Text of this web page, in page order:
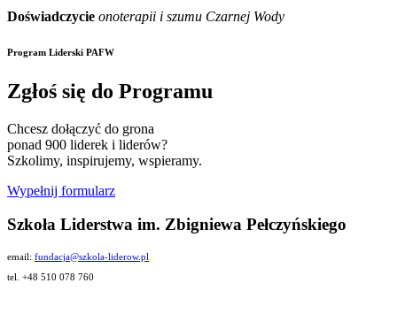
Doświadczycie onoterapii i szumu Czarnej Wody
Program Liderski PAFW
Zgłoś się do Programu
Chcesz dołączyć do grona
ponad 900 liderek i liderów?
Szkolimy, inspirujemy, wspieramy.
Wypełnij formularz
Szkoła Liderstwa im. Zbigniewa Pełczyńskiego
email: fundacja@szkola-liderow.pl
tel. +48 510 078 760